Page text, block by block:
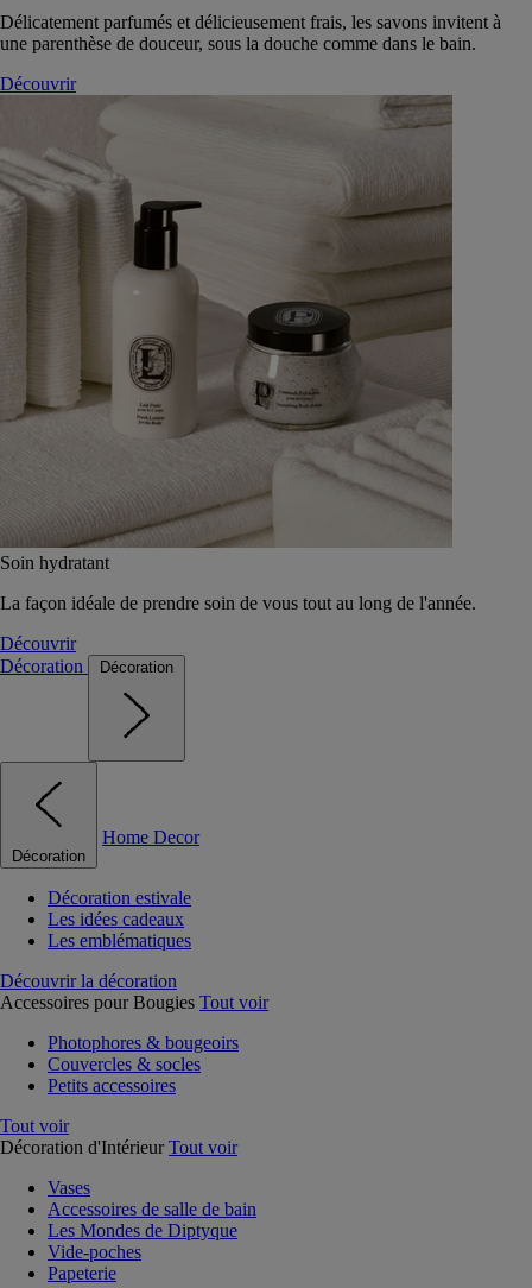
Délicatement parfumés et délicieusement frais, les savons invitent à
une parenthèse de douceur, sous la douche comme dans le bain.
Découvrir
Soin hydratant
La façon idéale de prendre soin de vous tout au long de l'année.
Découvrir
Décoration
Décoration
Décoration
Home Decor
Décoration estivale
Les idées cadeaux
Les emblématiques
Découvrir la décoration
Accessoires pour Bougies Tout voir
Photophores & bougeoirs
Couvercles & socles
Petits accessoires
Tout voir
Décoration d'Intérieur Tout voir
Vases
Accessoires de salle de bain
Les Mondes de Diptyque
Vide-poches
Papeterie